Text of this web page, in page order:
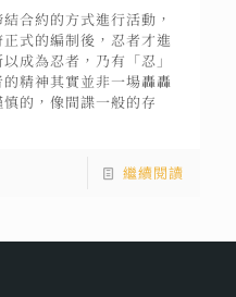
合約的方式進行活動，
式的編制後，忍者才進
成為忍者，乃有「忍」
精神其實並非一場轟轟
的，像間諜一般的存
繼續閱讀